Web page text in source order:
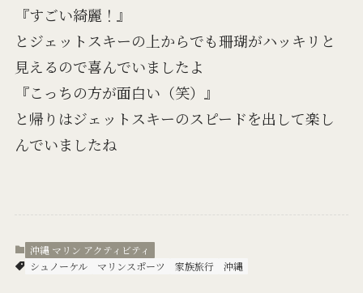
『すごい綺麗！』
とジェットスキーの上からでも珊瑚がハッキリと
見えるので喜んでいましたよ
『こっちの方が面白い（笑）』
と帰りはジェットスキーのスピードを出して楽し
んでいましたね
沖縄 マリン アクティビティ
シュノーケル
マリンスポーツ 家族旅行 沖縄